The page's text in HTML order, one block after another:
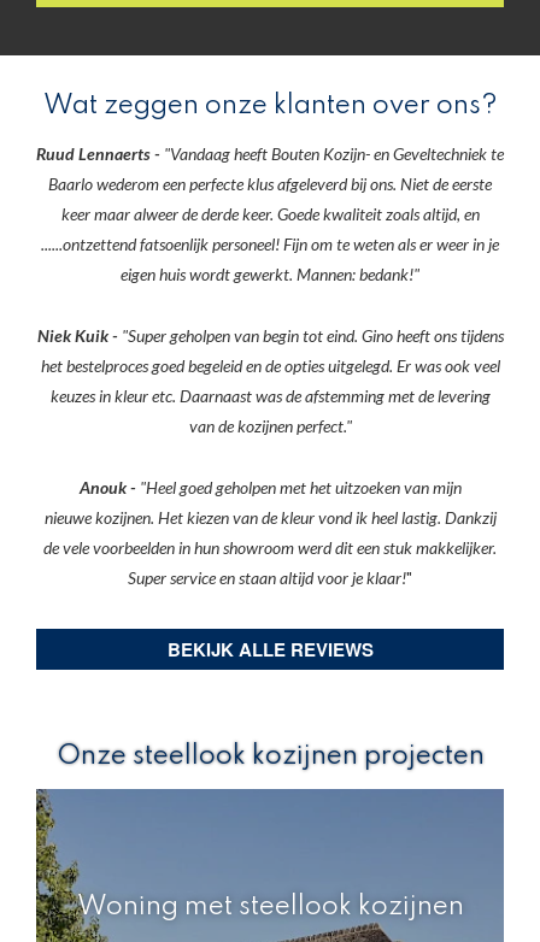
Wat zeggen onze klanten over ons?
Ruud Lennaerts - "Vandaag heeft Bouten Kozijn- en Geveltechniek te
Baarlo wederom een perfecte klus afgeleverd bij ons. Niet de eerste
keer maar alweer de derde keer. Goede kwaliteit zoals altijd, en
......ontzettend fatsoenlijk personeel! Fijn om te weten als er weer in je
eigen huis wordt gewerkt. Mannen: bedank!"
Niek Kuik - "Super geholpen van begin tot eind. Gino heeft ons tijdens
het bestelproces goed begeleid en de opties uitgelegd. Er was ook veel
keuzes in kleur etc. Daarnaast was de afstemming met de levering
van de kozijnen perfect."
Anouk - "Heel goed geholpen met het uitzoeken van mijn
nieuwe kozijnen. Het kiezen van de kleur vond ik heel lastig. Dankzij
de vele voorbeelden in hun showroom werd dit een stuk makkelijker.
Super service en staan altijd voor je klaar!"
BEKIJK ALLE REVIEWS
Onze steellook kozijnen projecten
Woning met steellook kozijnen